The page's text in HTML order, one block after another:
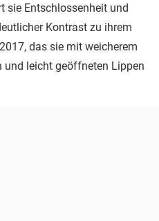
sie Entschlossenheit und
Kontrast zu ihrem
das sie mit weicherem
und leicht geöffneten Lippen